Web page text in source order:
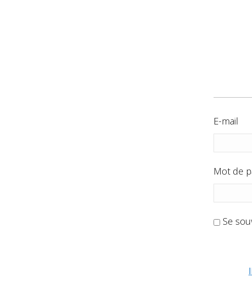
E-mail
Mot de
Se